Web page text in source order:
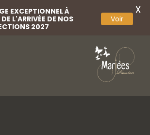
Peigne
EXCEPTIONNEL À
L'ARRIVÉE DE NOS
2027
Voir
X